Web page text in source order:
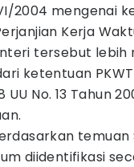
2004 mengenai
Kerja
tersebut lebih
ketentuan
UU No. 13 Tahun
temuan
diidentifikasi